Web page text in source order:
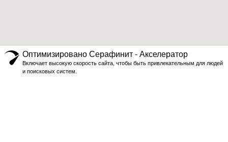
Оптимизировано Серафинит - Акселератор
Включает высокую скорость сайта, чтобы быть привлекательным для людей
и поисковых систем.